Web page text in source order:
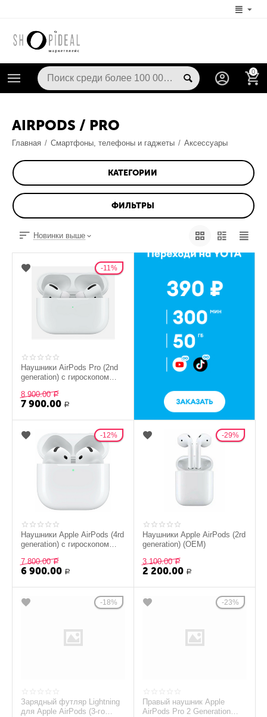
0
AIRPODS / PRO
Главная / Смартфоны, телефоны и гаджеты / Аксессуары
КАТЕГОРИИ
ФИЛЬТРЫ
Новинки выше
11%
Наушники AirPods Pro (2nd
generation) с гироскопом
8 900.00 Р
7 900.00 Р
12%
Наушники Apple AirPods (4rd
generation) с гироскопом
7 800.00 Р
6 900.00 Р
29%
Наушники Apple AirPods (2rd
generation) (OEM)
3 100.00 Р
2 200.00 Р
18%
Зарядный футляр Lightning
для Apple AirPods (3-го
23%
Правый наушник Apple
AirPods Pro 2 Generation